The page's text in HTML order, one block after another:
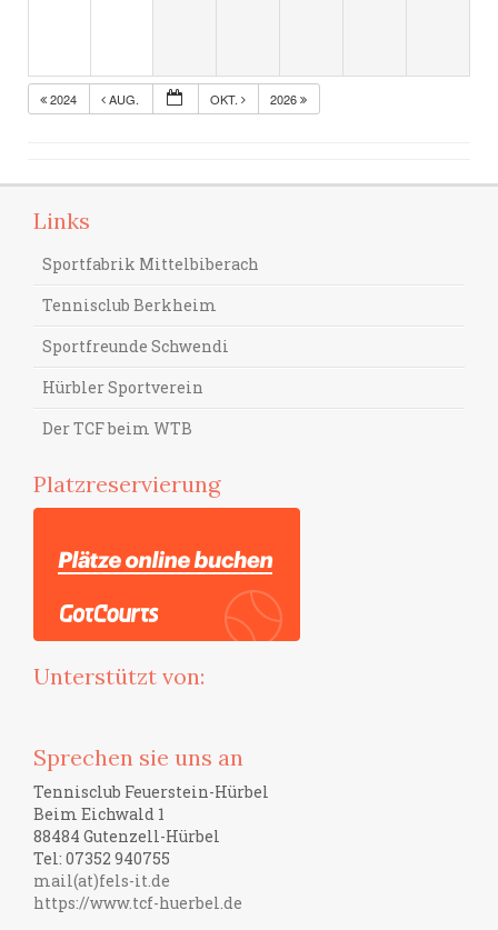
2024 AUG. OKT. 2026
Links
Sportfabrik Mittelbiberach
Tennisclub Berkheim
Sportfreunde Schwendi
Hürbler Sportverein
Der TCF beim WTB
Platzreservierung
Unterstützt von:
Sprechen sie uns an
Tennisclub Feuerstein-Hürbel
Beim Eichwald 1
88484 Gutenzell-Hürbel
Tel: 07352 940755
mail(at)fels-it.de
https://www.tcf-huerbel.de